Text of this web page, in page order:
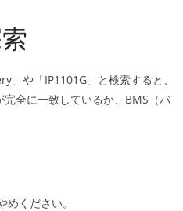
や「IP1101G」と検索すると、
全に一致しているか、BMS（バ
ください。